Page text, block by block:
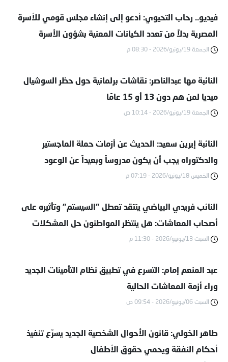
فيديو.. رحاب التحيوي: أدعو إلى إنشاء مجلس قومي للأسرة
المصرية بدلاً من تعدد الكيانات المعنية بشؤون الأسرة
الجمعة 19/يونيو/2026 - 08:30 م
النائبة مها عبدالناصر: نقاشات برلمانية حول حظر السوشيال
ميديا لمن هم دون 13 أو 15 عامًا
الجمعة 19/يونيو/2026 - 10:14 ص
النائبة إيرين سعيد: الحديث عن أزمات حملة الماجستير
والدكتوراه يجب أن يكون مدروساً وبعيداً عن الوعود
الخميس 18/يونيو/2026 - 07:19 م
النائب فريدي البياضي ينتقد تعطل "السيستم" وتأثيره على
أصحاب المعاشات: هل ينتظر المواطنون حل المشكلات
الفنية؟
السبت 13/يونيو/2026 - 11:30 م
عبد المنعم إمام: التسرع في تطبيق نظام التأمينات الجديد
وراء أزمة المعاشات الحالية
السبت 06/يونيو/2026 - 09:54 ص
طاهر الخولي: قانون الأحوال الشخصية الجديد يسرّع تنفيذ
أحكام النفقة ويحمي حقوق الأطفال